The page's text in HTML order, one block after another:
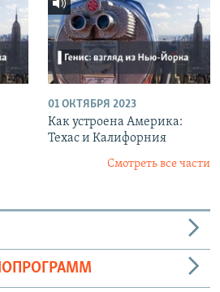
01 ОКТЯБРЯ 2023
Как устроена Америка:
Техас и Калифорния
Смотреть все части